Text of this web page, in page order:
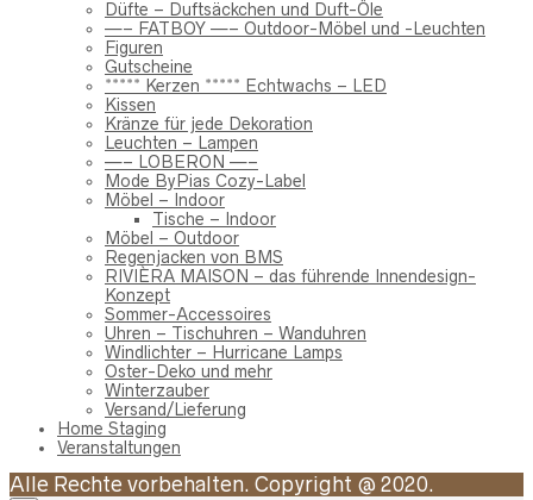
Düfte – Duftsäckchen und Duft-Öle
—– FATBOY —– Outdoor-Möbel und -Leuchten
Figuren
Gutscheine
***** Kerzen ***** Echtwachs – LED
Kissen
Kränze für jede Dekoration
Leuchten – Lampen
—– LOBERON —–
Mode ByPias Cozy-Label
Möbel – Indoor
Tische – Indoor
Möbel – Outdoor
Regenjacken von BMS
RIVIÈRA MAISON – das führende Innendesign-
Konzept
Sommer-Accessoires
Uhren – Tischuhren – Wanduhren
Windlichter – Hurricane Lamps
Oster-Deko und mehr
Winterzauber
Versand/Lieferung
Home Staging
Veranstaltungen
Alle Rechte vorbehalten. Copyright @ 2020.